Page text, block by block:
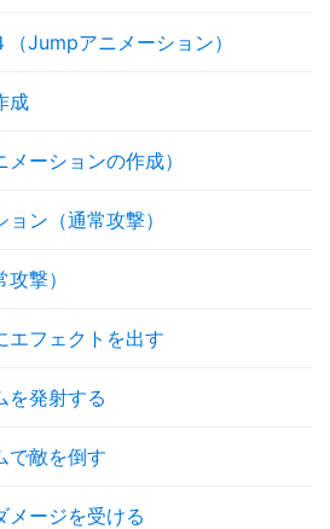
Jumpアニメーション）
成
ーションの作成）
ン（通常攻撃）
撃）
エフェクトを出す
を発射する
で敵を倒す
メージを受ける